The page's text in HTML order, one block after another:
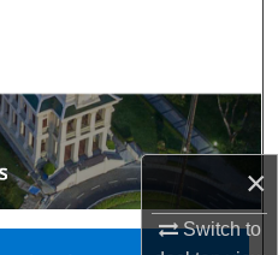
×
Switch to